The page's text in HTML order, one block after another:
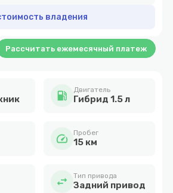
владения
Рассчитать ежемесячный платеж
local_gas_station Двигатель
Гибрид 1.5 л
speed Пробег
15 км
swap_horiz Тип привода
Задний привод